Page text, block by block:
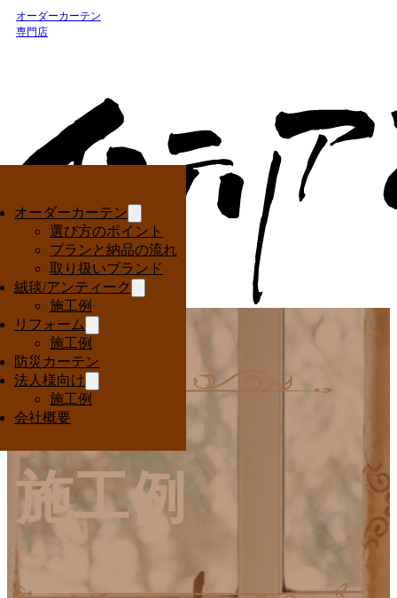
オーダーカーテン
専門店
オーダーカーテン
選び方のポイント
プランと納品の流れ
取り扱いブランド
絨毯/アンティーク
施工例
リフォーム
施工例
防災カーテン
法人様向け
施工例
会社概要
Interior Ota
施工例